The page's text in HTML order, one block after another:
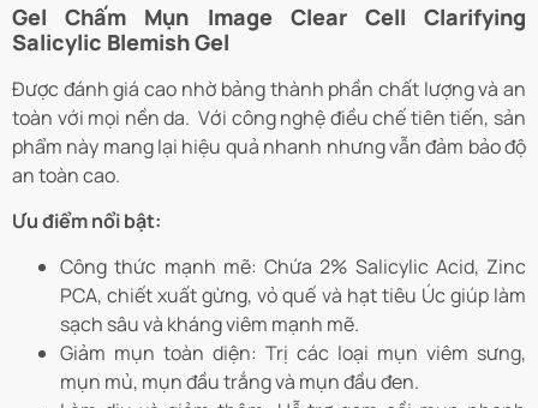
Gel Chấm Mụn Image Clear Cell Clarifying
Salicylic Blemish Gel
Được đánh giá cao nhờ bảng thành phần chất lượng và an
toàn với mọi nền da. Với công nghệ điều chế tiên tiến, sản
phẩm này mang lại hiệu quả nhanh nhưng vẫn đảm bảo độ
an toàn cao.
Ưu điểm nổi bật:
Công thức mạnh mẽ: Chứa 2% Salicylic Acid, Zinc
PCA, chiết xuất gừng, vỏ quế và hạt tiêu Úc giúp làm
sạch sâu và kháng viêm mạnh mẽ.
Giảm mụn toàn diện: Trị các loại mụn viêm sưng,
mụn mủ, mụn đầu trắng và mụn đầu đen.